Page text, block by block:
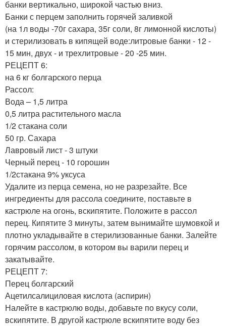
банки вертикально, широкой частью вниз.
Банки с перцем заполнить горячей заливкой
(на 1л воды -70г сахара, 35г соли, 8г лимонной кислоты)
и стерилизовать в кипящей воде:литровые банки - 12 -
15 мин, двух - и трехлитровые - 20 -25 мин.
РЕЦЕПТ 6:
на 6 кг болгарского перца
Рассол:
Вода – 1,5 литра
0,5 литра растительного масла
1/2 стакана соли
50 гр. Сахара
Лавровый лист - 3 штуки
Черный перец - 10 горошин
1/2стакана 9% уксуса
Удалите из перца семена, но не разрезайте. Все
ингредиенты для рассола соедините, поставьте в
кастрюле на огонь, вскипятите. Положите в рассол
перец. Кипятите 3 минуты, затем вынимайте шумовкой и
плотно укладывайте в стерилизованные банки. Залейте
горячим рассолом, в котором вы варили перец и
закатывайте.
РЕЦЕПТ 7:
Перец болгарский
Ацетилсалициловая кислота (аспирин)
Налейте в кастрюлю воды, добавьте по вкусу соли,
вскипятите. В другой кастрюле вскипятите воду без